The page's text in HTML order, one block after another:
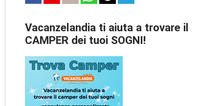
Vacanzelandia ti aiuta a trovare il
CAMPER dei tuoi SOGNI!